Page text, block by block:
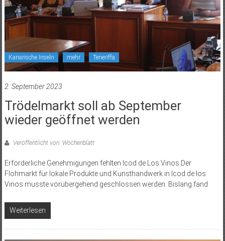
Kanarische Inseln mehr Teneriffa
2. September 2023
Trödelmarkt soll ab September
wieder geöffnet werden
Veröffentlicht von: Wochenblatt
Erforderliche Genehmigungen fehlten Icod de Los Vinos Der
Flohmarkt für lokale Produkte und Kunsthandwerk in Icod de los
Vinos musste vorübergehend geschlossen werden. Bislang fand
Weiterlesen